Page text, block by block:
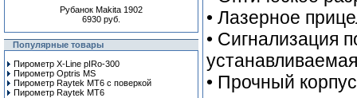
Рубанок Makita 1902
6930 руб.
Популярные товары
Пирометр X-Line pIRo-300
Пирометр Optris MS
Пирометр Raytek MT6 с поверкой
Пирометр Raytek MT6
• Лазерное
• Сигнализация
• Прочный корпус